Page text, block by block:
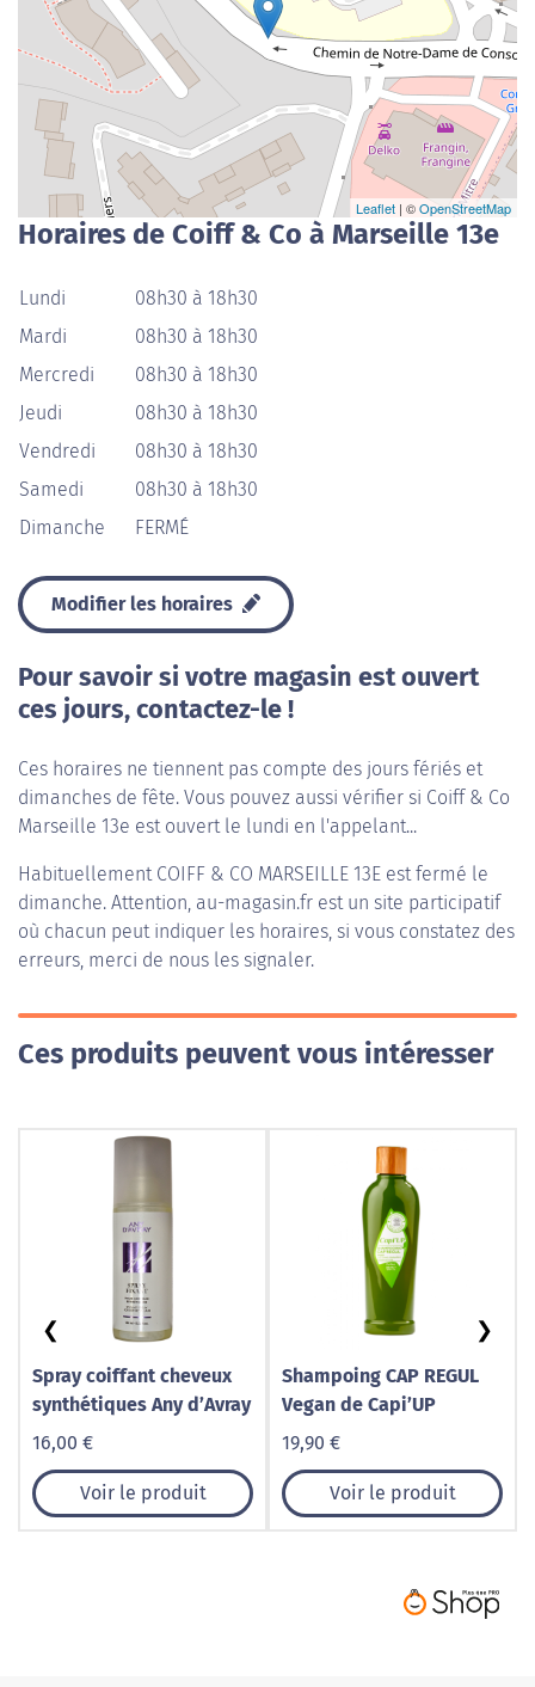
Leaflet | ©OpenStreetMap
Horaires de Coiff & Co à Marseille 13e
Lundi
08h30 à 18h30
Mardi
08h30 à 18h30
Mercredi
08h30 à 18h30
Jeudi
08h30 à 18h30
Vendredi
08h30 à 18h30
Samedi
08h30 à 18h30
Dimanche
FERMÉ
Modifier les horaires
Pour savoir si votre magasin est ouvert
ces jours, contactez-le !
Ces horaires ne tiennent pas compte des jours fériés et
dimanches de fête. Vous pouvez aussi vérifier si Coiff & Co
Marseille 13e est ouvert le lundi en l'appelant...
Habituellement COIFF & CO MARSEILLE 13E est fermé le
dimanche. Attention, au-magasin.fr est un site participatif
où chacun peut indiquer les horaires, si vous constatez des
erreurs, merci de nous les signaler.
Ces produits peuvent vous intéresser
Spray coiffant cheveux
synthétiques Any d’Avray
16,00 €
Voir le produit
Shampoing CAP REGUL
Vegan de Capi’UP
19,90 €
Voir le produit
❮ ❯